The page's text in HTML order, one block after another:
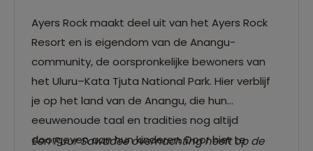
Ayers Rock maakt deel uit van het Ayers Rock
Resort en is eigendom van de Anangu-
community, de oorspronkelijke bewoners van
het Uluru–Kata Tjuta National Park. Hier verblijf
je op het land van de Anangu, die hun
eeuwenoude taal en tradities nog altijd
doorgeven aan hun kinderen. Door hier te
Een Puur Sawadee overnachting heeft op de